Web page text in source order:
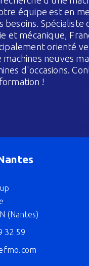
équipe est en
besoins. Spécialiste
et mécanique,
orienté
neuves
d'occasions.
!
(Nantes)
32 59